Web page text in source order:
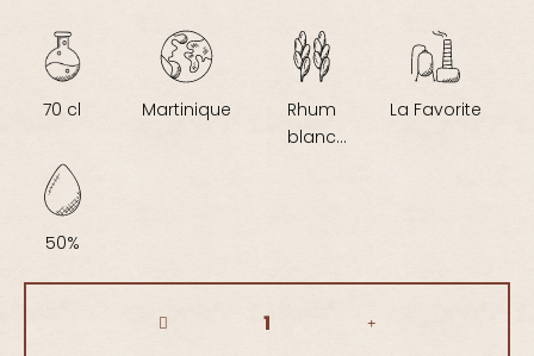
70 cl Martinique
Rhum
blanc
La Favorite
50%